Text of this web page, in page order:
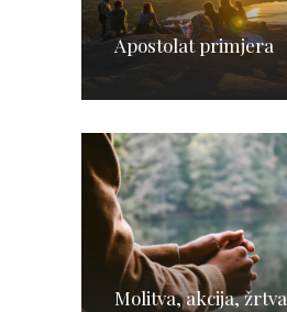
Apostolat primjera
Molitva, akcija, žrtva